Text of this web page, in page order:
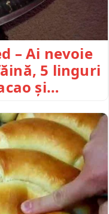
– Ai nevoie
5 linguri
și…